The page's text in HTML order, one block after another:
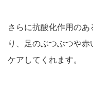
さらに抗酸化作用の
り、足のぶつぶつや
ケアしてくれます。